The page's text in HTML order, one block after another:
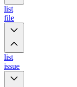
list
file
list
issue